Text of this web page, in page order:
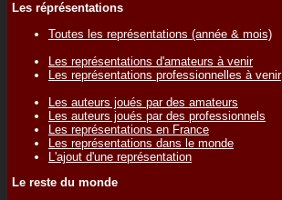
Les réprésentations
Toutes les représentations (année & mois)
Les représentations d'amateurs à venir
Les représentations professionnelles à venir
Les auteurs joués par des amateurs
Les auteurs joués par des professionnels
Les représentations en France
Les représentations dans le monde
L'ajout d'une représentation
Le reste du monde